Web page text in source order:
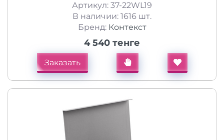
Артикул: 37-22WL19
В наличии: 1616 шт.
Бренд: Контекст
4 540 тенге
Заказать